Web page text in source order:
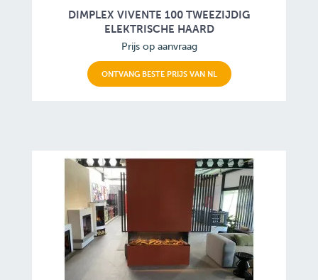
DIMPLEX VIVENTE 100 TWEEZIJDIG
ELEKTRISCHE HAARD
Prijs op aanvraag
ONTVANG BESTE PRIJS VAN NL